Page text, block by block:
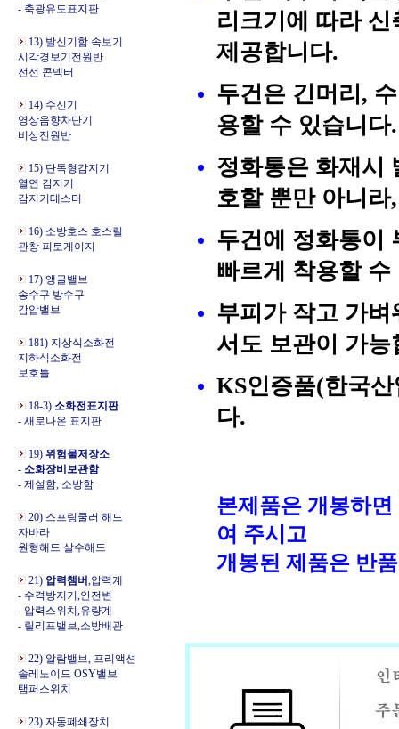
- 축광유도표지판
13) 발신기함 속보기
시각경보기전원반
전선 콘넥터
14) 수신기
영상음향차단기
비상전원반
15) 단독형감지기
열연 감지기
감지기테스터
16) 소방호스 호스릴
관창 피토게이지
17) 앵글밸브
송수구 방수구
감압밸브
181) 지상식소화전
지하식소화전
보호틀
18-3) 소화전표지판
- 새로나온 표지판
19) 위험물저장소
- 소화장비보관함
- 제설함, 소방함
20) 스프링쿨러 해드
자바라
원형해드 살수해드
21) 압력챔버,압력계
- 수격방지기,안전변
- 압력스위치,유량계
- 릴리프밸브,소방배관
22) 알람밸브, 프리액션
솔레노이드 OSY밸브
탬퍼스위치
23) 자동폐쇄장치
리크기에 따라
제공합니다.
두건은 긴머리,
용할 수 있습니다.
정화통은 화재시
호할 뿐만 아니
두건에 정화통이
빠르게 착용할 수
부피가 작고 가
서도 보관이 가능
KS인증품(한국
다.
본제품은 개봉하
여 주시고
개봉된 제품은 반